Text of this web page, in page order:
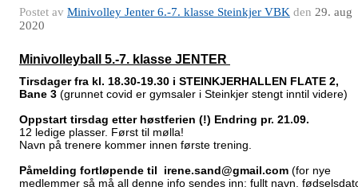
Postet av Minivolley Jenter 6.-7. klasse Steinkjer VBK den 29. aug
2020
Minivolleyball 5.-7. klasse JENTER
Tirsdager fra kl. 18.30-19.30 i STEINKJERHALLEN FLATE 2,
Bane 3 (grunnet covid er gymsaler i Steinkjer stengt inntil videre)
Oppstart tirsdag etter høstferien (!) Endring pr. 21.09.
12 ledige plasser. Først til mølla!
Navn på trenere kommer innen første trening.
Påmelding fortløpende til irene.sand@gmail.com (for nye
medlemmer så må all denne info sendes inn: fullt navn,